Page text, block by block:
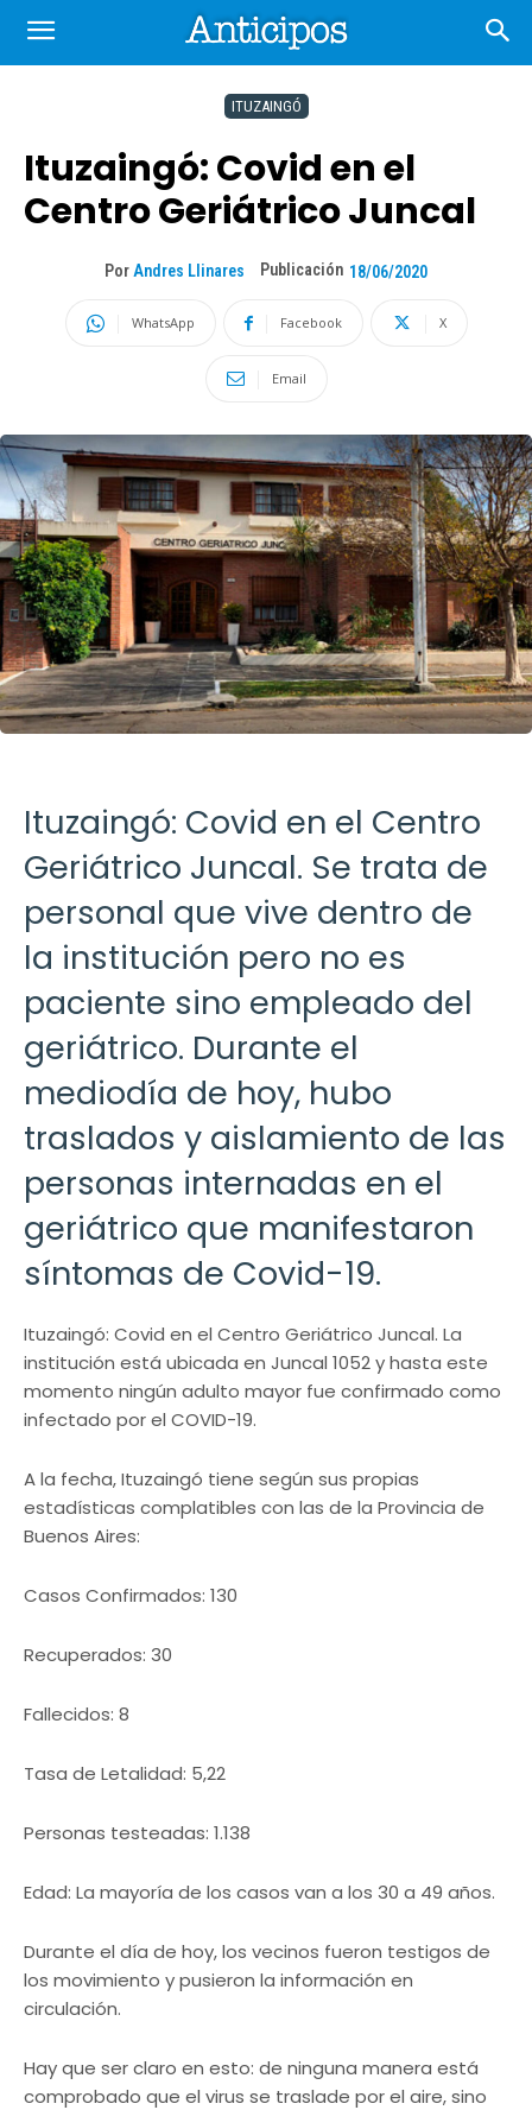
ITUZAINGÓ
Ituzaingó: Covid en el
Centro Geriátrico Juncal
Por Andres Llinares Publicación 18/06/2020
WhatsApp Facebook X
Email
Ituzaingó: Covid en el Centro
Geriátrico Juncal. Se trata de
personal que vive dentro de
la institución pero no es
paciente sino empleado del
geriátrico. Durante el
mediodía de hoy, hubo
traslados y aislamiento de las
personas internadas en el
geriátrico que manifestaron
síntomas de Covid-19.
Ituzaingó: Covid en el Centro Geriátrico Juncal. La
institución está ubicada en Juncal 1052 y hasta este
momento ningún adulto mayor fue confirmado como
infectado por el COVID-19.
A la fecha, Ituzaingó tiene según sus propias
estadísticas complatibles con las de la Provincia de
Buenos Aires:
Casos Confirmados: 130
Recuperados: 30
Fallecidos: 8
Tasa de Letalidad: 5,22
Personas testeadas: 1.138
Edad: La mayoría de los casos van a los 30 a 49 años.
Durante el día de hoy, los vecinos fueron testigos de
los movimiento y pusieron la información en
circulación.
Hay que ser claro en esto: de ninguna manera está
comprobado que el virus se traslade por el aire, sino